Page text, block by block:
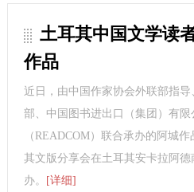
土耳其中国文学读
作品
近日，由中国作家协会外联部指
部、中国图书进出口（集团）有
（READCOM）联合承办的阿城
其文版分享会在土耳其安卡拉阿
办。
[详细]